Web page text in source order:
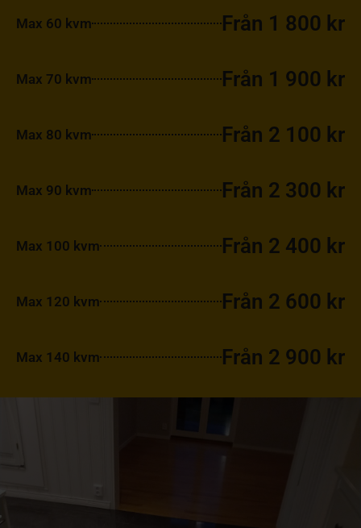
Max 60 kvm Från 1 800 kr
Max 70 kvm Från 1 900 kr
Max 80 kvm Från 2 100 kr
Max 90 kvm Från 2 300 kr
Max 100 kvm Från 2 400 kr
Max 120 kvm Från 2 600 kr
Max 140 kvm Från 2 900 kr